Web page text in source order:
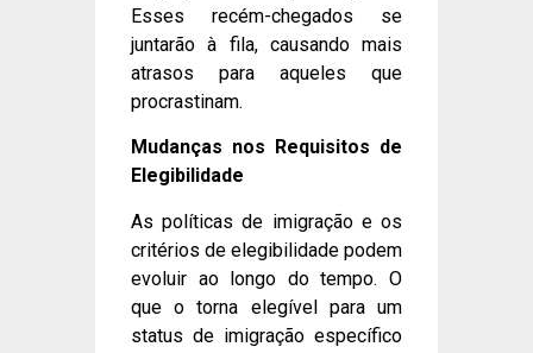
Esses recém-chegados se
juntarão à fila, causando mais
atrasos para aqueles que
procrastinam.
Mudanças nos Requisitos de
Elegibilidade
As políticas de imigração e os
critérios de elegibilidade podem
evoluir ao longo do tempo. O
que o torna elegível para um
status de imigração específico